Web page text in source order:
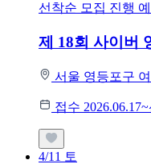
선착순 모집 진행
제 18회 사이버
서울 영등포구
접수
4/11 토